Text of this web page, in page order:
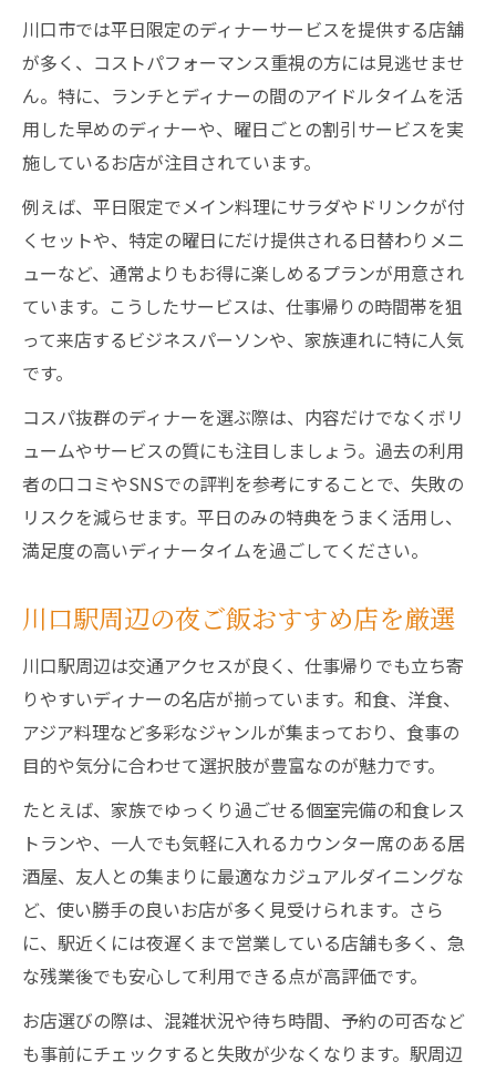
川口市では平日限定のディナーサービスを提供する店舗
が多く、コストパフォーマンス重視の方には見逃せませ
ん。特に、ランチとディナーの間のアイドルタイムを活
用した早めのディナーや、曜日ごとの割引サービスを実
施しているお店が注目されています。
例えば、平日限定でメイン料理にサラダやドリンクが付
くセットや、特定の曜日にだけ提供される日替わりメニ
ューなど、通常よりもお得に楽しめるプランが用意され
ています。こうしたサービスは、仕事帰りの時間帯を狙
って来店するビジネスパーソンや、家族連れに特に人気
です。
コスパ抜群のディナーを選ぶ際は、内容だけでなくボリ
ュームやサービスの質にも注目しましょう。過去の利用
者の口コミやSNSでの評判を参考にすることで、失敗の
リスクを減らせます。平日のみの特典をうまく活用し、
満足度の高いディナータイムを過ごしてください。
川口駅周辺の夜ご飯おすすめ店を厳選
川口駅周辺は交通アクセスが良く、仕事帰りでも立ち寄
りやすいディナーの名店が揃っています。和食、洋食、
アジア料理など多彩なジャンルが集まっており、食事の
目的や気分に合わせて選択肢が豊富なのが魅力です。
たとえば、家族でゆっくり過ごせる個室完備の和食レス
トランや、一人でも気軽に入れるカウンター席のある居
酒屋、友人との集まりに最適なカジュアルダイニングな
ど、使い勝手の良いお店が多く見受けられます。さら
に、駅近くには夜遅くまで営業している店舗も多く、急
な残業後でも安心して利用できる点が高評価です。
お店選びの際は、混雑状況や待ち時間、予約の可否など
も事前にチェックすると失敗が少なくなります。駅周辺